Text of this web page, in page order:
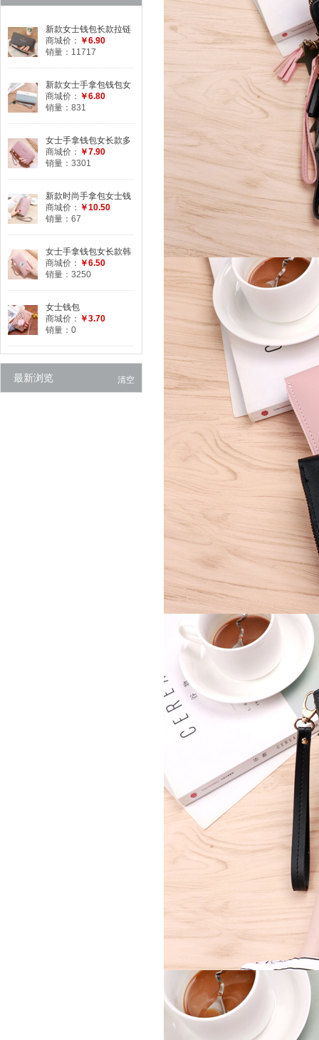
新款女士钱包长款拉链
女式手拿包大容量钱夹
荔枝纹手包手机包
商城价： ￥6.90
销量：11717
新款女士手拿包钱包女
学生长款简约撞色拼接
拉链手腕包手机包
商城价： ￥6.80
销量：831
女士手拿钱包女长款多
功能包韩版学生钱夹时
尚格纹拉链手机包
商城价： ￥7.90
销量：3301
新款时尚手拿包女士钱
包长款零钱包手机包大
容量手抓包女小包
商城价： ￥10.50
销量：67
女士手拿钱包女长款韩
版小清新拉链多功能大
容量时尚手机包皮夹
商城价： ￥6.50
销量：3250
女士钱包
商城价： ￥3.70
销量：0
最新浏览 清空